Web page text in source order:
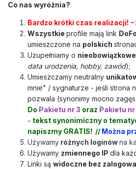
Co nas wyróżnia?
Bardzo krótki czas realizacji!
Wszystkie profile mają link
umieszczone na polskich
Uzupełniamy o
data urodzenia, hobby, zawód);
Umieszczamy neutralny
mnie" / sygnaturze - jeśli strona
pozwala (synonimy mocno
Do Pakietu nr 3 oraz Pakietu nr
- tekst synonimiczny o
napiszmy GRATIS! // Można
Używamy różnych loginówna
Używamy zmiennego IP dla
Linki są widoczne bez